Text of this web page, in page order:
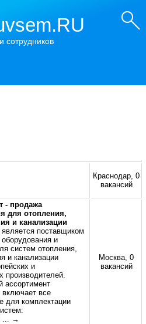
сотрудников
Краснодар, 0
вакансий
- продажа
для отопления,
и канализации
поставщиком
и
систем отопления,
и канализации
и
производителей.
ассортимент
включает все
для комплектации
... →
Москва, 0
вакансий